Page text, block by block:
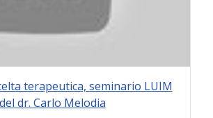
terapeutica, seminario LUIM
dr. Carlo Melodia